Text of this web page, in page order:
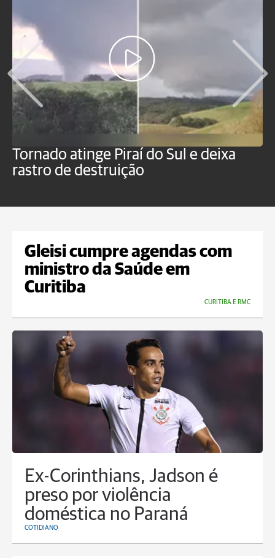
Tornado atinge Piraí do Sul e deixa
rastro de destruição
Gleisi cumpre agendas com
ministro da Saúde em
Curitiba
CURITIBA E RMC
Ex-Corinthians, Jadson é
preso por violência
doméstica no Paraná
COTIDIANO